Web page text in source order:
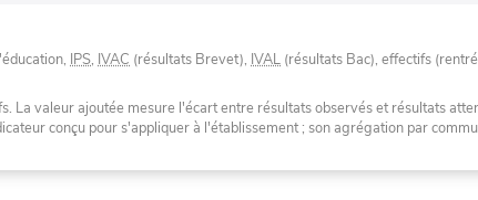
IPS, IVAC (résultats Brevet), IVAL (résultats Bac), effectifs
La valeur ajoutée mesure l'écart entre résultats observés et résultats
conçu pour s'appliquer à l'établissement ; son agrégation par